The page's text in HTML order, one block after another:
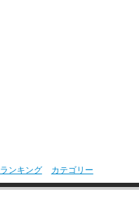
ランキング カテゴリー